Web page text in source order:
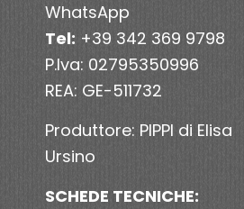
WhatsApp
Tel: +39 342 369 9798
P.Iva: 02795350996
REA: GE-511732
Produttore: PIPPI di Elisa
Ursino
SCHEDE TECNICHE: